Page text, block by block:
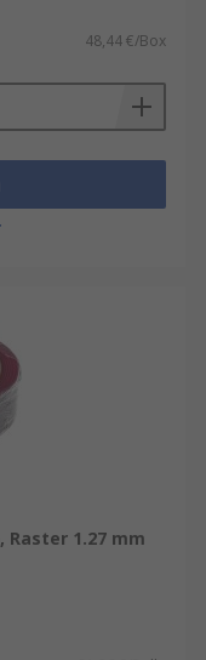
48,44 €/Box
Raster 1.27 mm